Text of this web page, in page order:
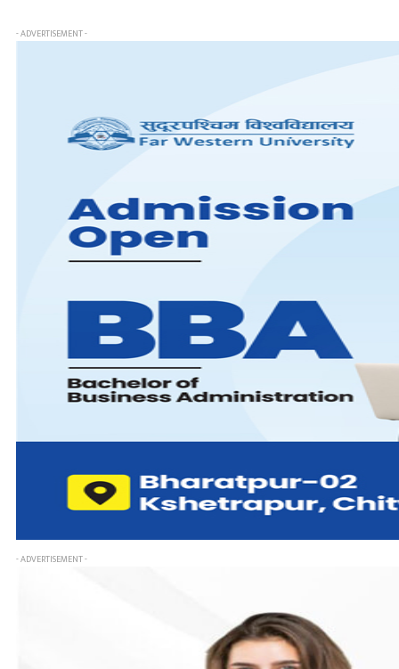
- ADVERTISEMENT -
- ADVERTISEMENT -